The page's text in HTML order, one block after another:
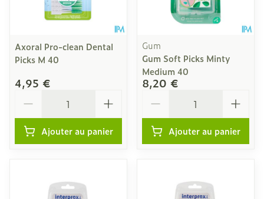
Axoral Pro-clean Dental
Picks M 40
4,95 €
Ajouter au panier
Gum
Gum Soft Picks Minty
Medium 40
8,20 €
Ajouter au panier